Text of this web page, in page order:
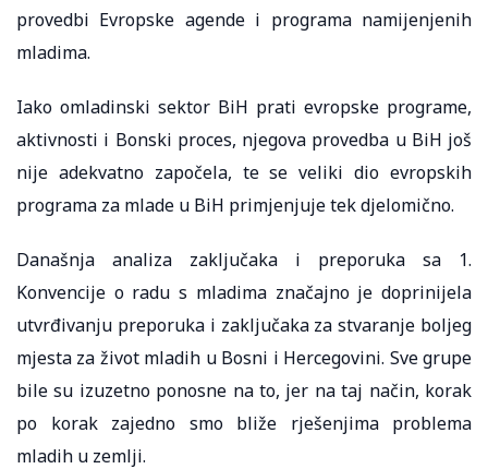
provedbi Evropske agende i programa namijenjenih
mladima.
Iako omladinski sektor BiH prati evropske programe,
aktivnosti i Bonski proces, njegova provedba u BiH još
nije adekvatno započela, te se veliki dio evropskih
programa za mlade u BiH primjenjuje tek djelomično.
Današnja analiza zaključaka i preporuka sa 1.
Konvencije o radu s mladima značajno je doprinijela
utvrđivanju preporuka i zaključaka za stvaranje boljeg
mjesta za život mladih u Bosni i Hercegovini. Sve grupe
bile su izuzetno ponosne na to, jer na taj način, korak
po korak zajedno smo bliže rješenjima problema
mladih u zemlji.